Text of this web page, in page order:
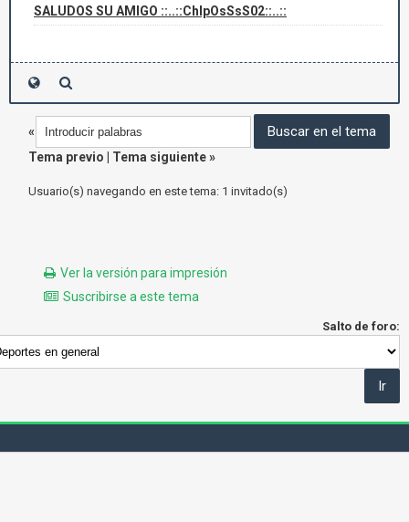
SALUDOS SU AMIGO ::..::ChIpOsSsS02::..::
«
Tema previo
Tema siguiente»
Usuario(s) navegando en este tema: 1 invitado(s)
Ver la versión para impresión
Suscribirse a este tema
Salto de foro: